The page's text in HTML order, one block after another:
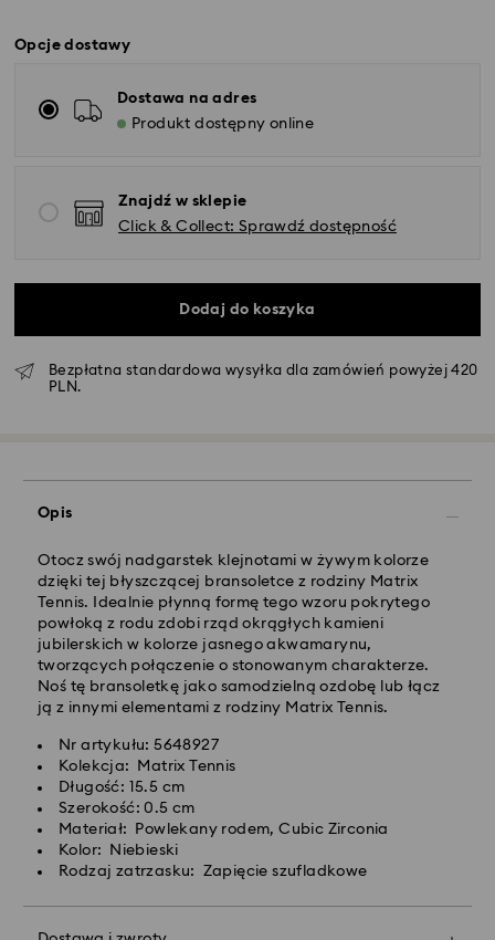
Opcje dostawy
Dostawa na adres
Produkt dostępny online
Znajdź w sklepie
Click & Collect: Sprawdź dostępność
Dodaj do koszyka
Bezpłatna standardowa wysyłka dla zamówień powyżej 420
PLN.
Opis
Otocz swój nadgarstek klejnotami w żywym kolorze
dzięki tej błyszczącej bransoletce z rodziny Matrix
Tennis. Idealnie płynną formę tego wzoru pokrytego
powłoką z rodu zdobi rząd okrągłych kamieni
jubilerskich w kolorze jasnego akwamarynu,
tworzących połączenie o stonowanym charakterze.
Noś tę bransoletkę jako samodzielną ozdobę lub łącz
ją z innymi elementami z rodziny Matrix Tennis.
Nr artykułu: 5648927
Kolekcja: Matrix Tennis
Długość: 15.5 cm
Szerokość: 0.5 cm
Materiał: Powlekany rodem, Cubic Zirconia
Kolor: Niebieski
Rodzaj zatrzasku: Zapięcie szufladkowe
Standardowy dostawy - GLS
Standardowy czas dostawy: 3 dni robocze po
Koszt dostawy standardowej: 25 PLN
Bezpłatna standardowa wysyłka dla zamówień
powyżej 420 PLN
Dostawy ekspresowej - FedEx
Zamówienia złożone of poniedziałku do piątku do
godziny 14:30 czasu CET zostaną przetworzone i
wysłane tego samego dnia.
Czas dostawy ekspresowej: 1-2 dni robocze po
przetworzeniu i wysyłce
Koszt dostawy ekspresowej: 90 PLN
Firma Swarovski nie oferuje dostaw do skrytek